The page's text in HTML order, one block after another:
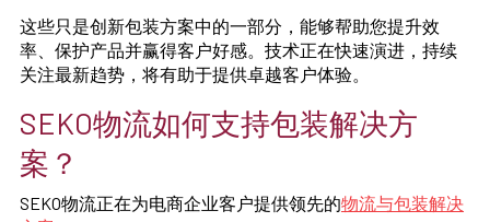
这些只是创新包装方案中的一部分，能够帮助您提升效
率、保护产品并赢得客户好感。技术正在快速演进，持续
关注最新趋势，将有助于提供卓越客户体验。
SEKO物流如何支持包装解决方
案？
SEKO物流正在为电商企业客户提供领先的物流与包装解决